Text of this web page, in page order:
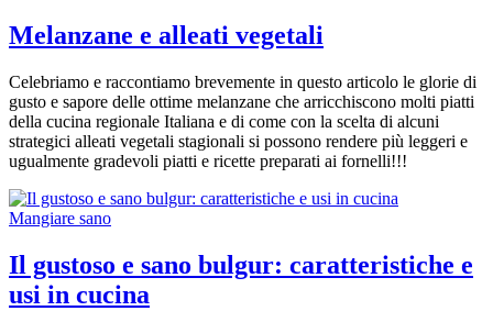
Melanzane e alleati vegetali
Celebriamo e raccontiamo brevemente in questo articolo le glorie di
gusto e sapore delle ottime melanzane che arricchiscono molti piatti
della cucina regionale Italiana e di come con la scelta di alcuni
strategici alleati vegetali stagionali si possono rendere più leggeri e
ugualmente gradevoli piatti e ricette preparati ai fornelli!!!
Mangiare sano
Il gustoso e sano bulgur: caratteristiche e
usi in cucina